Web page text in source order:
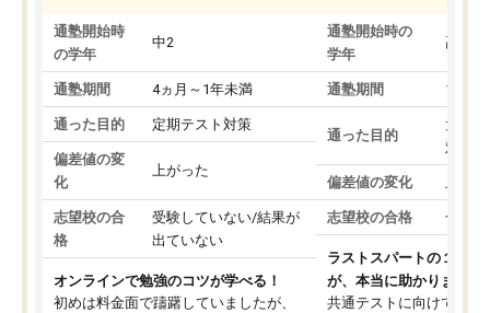
通塾開始時
の学年
中2
通塾期間 4ヵ月～1年未満
通った目的 定期テスト対策
偏差値の変
化
上がった
志望校の合
格
受験していない/結果が
出ていない
オンラインで勉強のコツが学べる！
初めは料金面で躊躇していましたが、
通塾開始時の
学年
高3
通塾期間 1～3
通った目的
大学
対策
偏差値の変化 上が
志望校の合格 合格
ラストスパートの１か月
が、本当に助かりました
共通テストに向けての追